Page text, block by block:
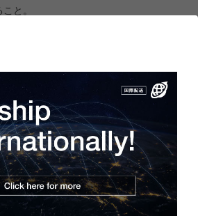
と。
かいキズ、色焼けがありますが状態は良
品と同一型番の商品
802869